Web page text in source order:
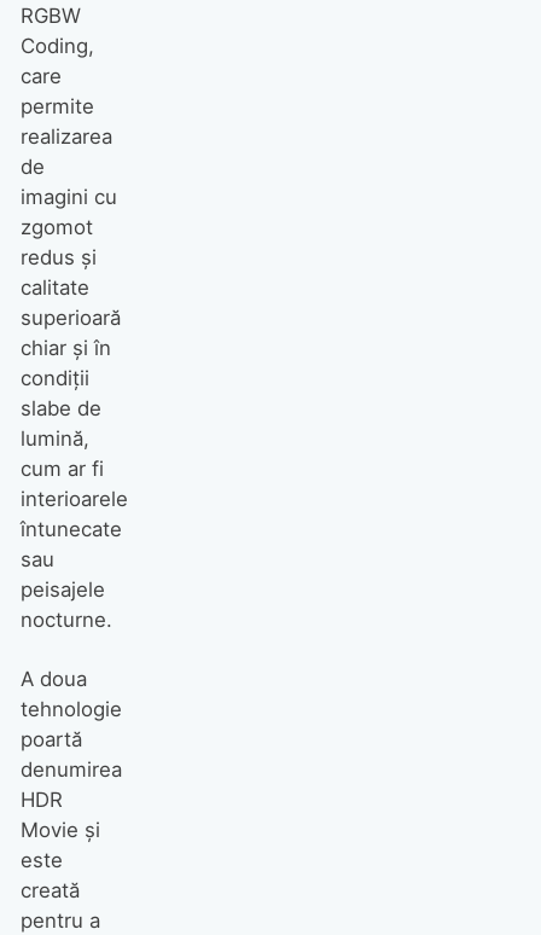
RGBW
Coding,
care
permite
realizarea
de
imagini cu
zgomot
redus şi
calitate
superioară
chiar şi în
condiţii
slabe de
lumină,
cum ar fi
interioarele
întunecate
sau
peisajele
nocturne.
A doua
tehnologie
poartă
denumirea
HDR
Movie şi
este
creată
pentru a